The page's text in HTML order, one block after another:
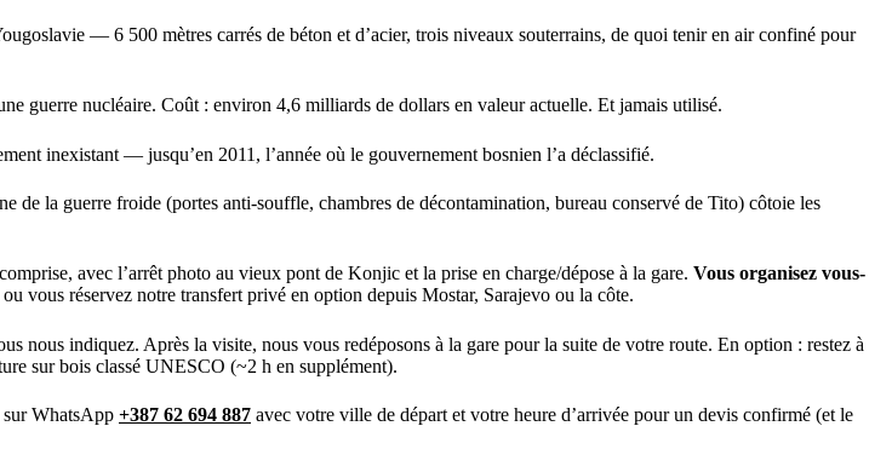
— 6 500 mètres carrés de béton et d’acier, trois niveaux souterrains, de quoi tenir en air confiné pour
guerre nucléaire. Coût : environ 4,6 milliards de dollars en valeur actuelle. Et jamais utilisé.
inexistant — jusqu’en 2011, l’année où le gouvernement bosnien l’a déclassifié.
de la guerre froide (portes anti-souffle, chambres de décontamination, bureau conservé de Tito) côtoie les
avec l’arrêt photo au vieux pont de Konjic et la prise en charge/dépose à la gare. Vous organisez vous-
vous réservez notre transfert privé en option depuis Mostar, Sarajevo ou la côte.
nous indiquez. Après la visite, nous vous redéposons à la gare pour la suite de votre route. En option : restez à
sur bois classé UNESCO (~2 h en supplément).
sur WhatsApp +387 62 694 887 avec votre ville de départ et votre heure d’arrivée pour un devis confirmé (et le